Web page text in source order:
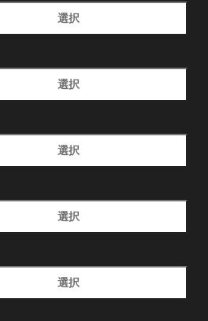
選択
選択
選択
選択
選択